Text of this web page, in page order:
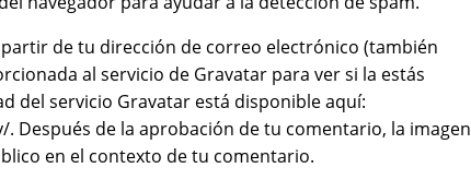
de tu dirección de correo electrónico (también
al servicio de Gravatar para ver si la estás
del servicio Gravatar está disponible aquí:
Después de la aprobación de tu comentario, la imagen
en el contexto de tu comentario.